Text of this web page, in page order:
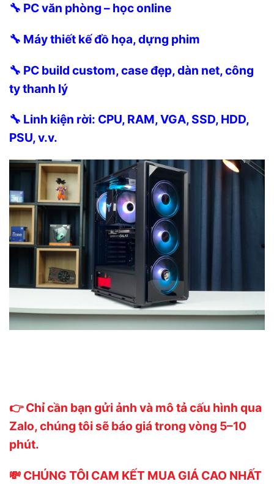
🔧 PC văn phòng – học online
🔧 Máy thiết kế đồ họa, dựng phim
🔧 PC build custom, case đẹp, dàn net, công
ty thanh lý
🔧 Linh kiện rời: CPU, RAM, VGA, SSD, HDD,
PSU, v.v.
👉 Chỉ cần bạn gửi ảnh và mô tả cấu hình qua
Zalo, chúng tôi sẽ báo giá trong vòng 5–10
phút.
💸 CHÚNG TÔI CAM KẾT MUA GIÁ CAO NHẤT